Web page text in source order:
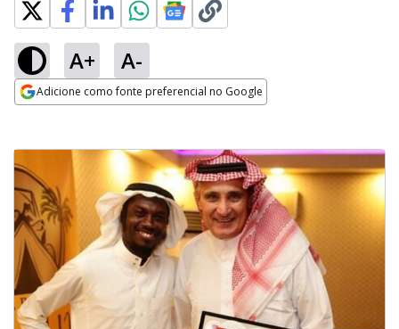
A+ A-
Adicione como fonte preferencial no Google